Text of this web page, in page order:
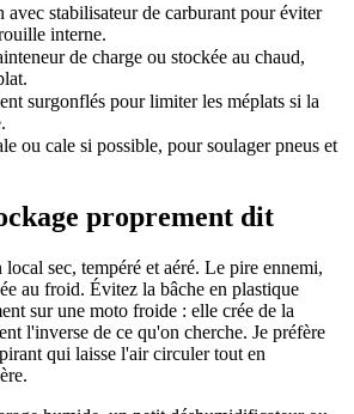
avec stabilisateur de carburant pour éviter
interne.
de charge ou stockée au chaud,
surgonflés pour limiter les méplats si la
ou cale si possible, pour soulager pneus et
proprement dit
sec, tempéré et aéré. Le pire ennemi,
au froid. Évitez la bâche en plastique
sur une moto froide : elle crée de la
l'inverse de ce qu'on cherche. Je préfère
qui laisse l'air circuler tout en